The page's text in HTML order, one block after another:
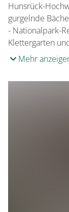
Hunsrück-
gurgelnde
- Nationalpark-
Klettergarten
Mehr